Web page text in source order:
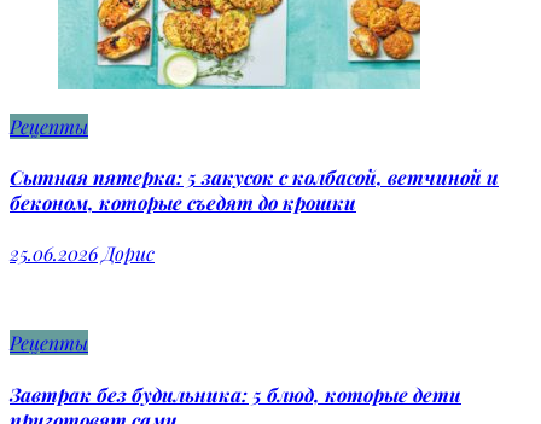
Рецепты
Сытная пятерка: 5 закусок с колбасой, ветчиной и
беконом, которые съедят до крошки
25.06.2026Дорис
Рецепты
Завтрак без будильника: 5 блюд, которые дети